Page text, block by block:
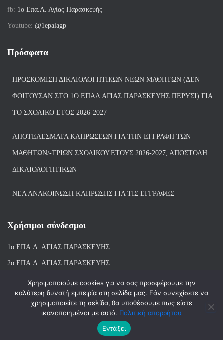
fb: 1ο Επα.Λ. Αγίας Παρασκευής
Youtube: @1epalagp
Πρόσφατα
ΠΡΟΣΚΌΜΙΣΗ ΔΙΚΑΙΟΛΟΓΗΤΙΚΏΝ ΝΈΩΝ ΜΑΘΗΤΏΝ (ΔΕΝ
ΦΟΙΤΟΎΣΑΝ ΣΤΟ 1Ο ΕΠΑΛ ΑΓΙΑΣ ΠΑΡΑΣΚΕΥΗΣ ΠΈΡΥΣΙ) ΓΙΑ
ΤΟ ΣΧΟΛΙΚΌ ΈΤΟΣ 2026-2027
ΑΠΟΤΕΛΈΣΜΑΤΑ ΚΛΗΡΏΣΕΩΝ ΓΙΑ ΤΗΝ ΕΓΓΡΑΦΉ ΤΩΝ
ΜΑΘΗΤΏΝ/-ΤΡΙΏΝ ΣΧΟΛΙΚΟΎ ΈΤΟΥΣ 2026-2027, ΑΠΟΣΤΟΛΉ
ΔΙΚΑΙΟΛΟΓΗΤΙΚΏΝ
ΝΕΑ ΑΝΑΚΟΙΝΩΣΗ ΚΛΗΡΩΣΗΣ ΓΙΑ ΤΙΣ ΕΓΓΡΑΦΕΣ
Χρήσιμοι σύνδεσμοι
1ο ΕΠΑ.Λ. ΑΓΙΑΣ ΠΑΡΑΣΚΕΥΗΣ
2ο ΕΠΑ.Λ. ΑΓΙΑΣ ΠΑΡΑΣΚΕΥΗΣ
1ο Ε.Κ. ΑΓΙΑΣ ΠΑΡΑΣΚΕΥΗΣ
ΒΙΒΛΙΟΘΗΚΗ 1ου & 2ου ΕΠΑΛ ΑΓΙΑΣ ΠΑΡΑΣΚΕΥΗΣ
Χρησιμοποιούμε cookies για να σας προσφέρουμε την
καλύτερη δυνατή εμπειρία στη σελίδα μας. Εάν συνεχίσετε να
χρησιμοποιείτε τη σελίδα, θα υποθέσουμε πως είστε
ικανοποιημένοι με αυτό. Πολιτική απορρήτου
Εντάξει